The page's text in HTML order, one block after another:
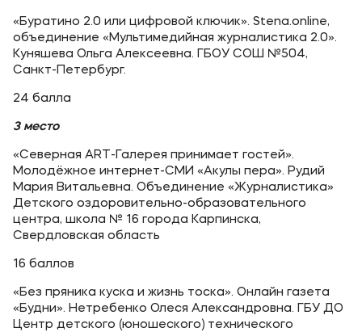
«Буратино 2.0 или цифровой ключик». Stena.online,
объединение «Мультимедийная журналистика 2.0».
Куняшева Ольга Алексеевна. ГБОУ СОШ №504,
Санкт-Петербург.
24 балла
3 место
«Северная ART-Галерея принимает гостей».
Молодёжное интернет-СМИ «Акулы пера». Рудий
Мария Витальевна. Объединение «Журналистика»
Детского оздоровительно-образовательного
центра, школа № 16 города Карпинска,
Свердловская область
16 баллов
«Без пряника куска и жизнь тоска». Онлайн газета
«Будни». Нетребенко Олеся Александровна. ГБУ ДО
Центр детского (юношеского) технического